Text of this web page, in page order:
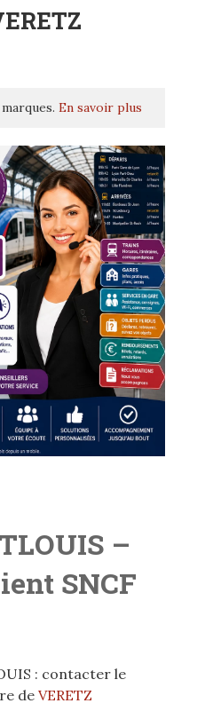
En savoir plus
–
SNCF
: contacter le
de VERETZ